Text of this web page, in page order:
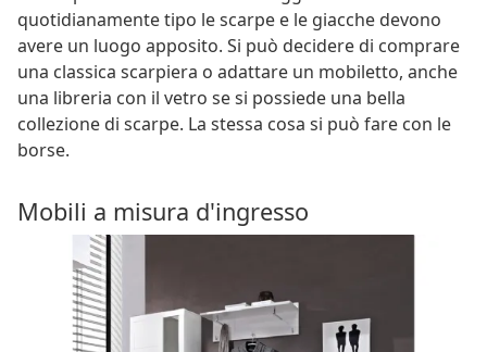
quotidianamente tipo le scarpe e le giacche devono
avere un luogo apposito. Si può decidere di comprare
una classica scarpiera o adattare un mobiletto, anche
una libreria con il vetro se si possiede una bella
collezione di scarpe. La stessa cosa si può fare con le
borse.
Mobili a misura d'ingresso